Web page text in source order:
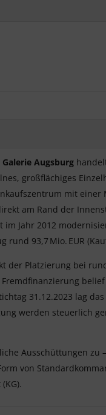
Galerie Augsburg
großflächiges
mit
am Rand der
Jahr 2012
93,7 Mio. EUR
der Platzierung bei
31.12.2023 lag
werden steuerlich
Ausschüttungen zu
von